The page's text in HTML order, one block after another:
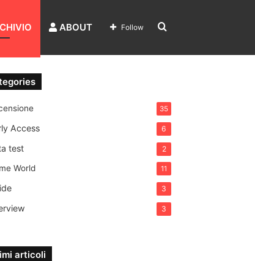
ABOUT Search
Follow
35
Access 6
test 2
World 11
3
3
articoli